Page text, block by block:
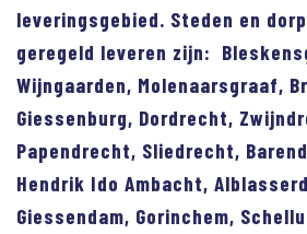
leveringsgebied. Steden en
geregeld leveren zijn:
Wijngaarden, Molenaarsgraaf,
Giessenburg, Dordrecht,
Papendrecht, Sliedrecht,
Hendrik Ido Ambacht,
Giessendam, Gorinchem,